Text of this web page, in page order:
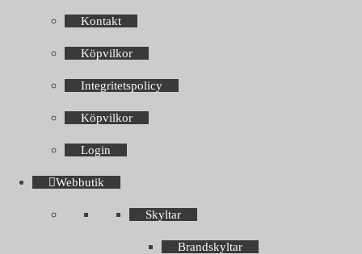
Kontakt
Köpvilkor
Integritetspolicy
Köpvilkor
Login
Webbutik
Skyltar
Brandskyltar